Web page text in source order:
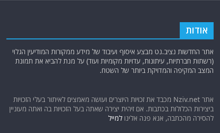
אודות
אתר החדשות נציב.נט מבצע איסוף ועיבוד של מידע ממקורות המודיעין הגלוי
(רשתות חברתיות, עיתונות, עדויות מקומיות ועוד) על מנת להביא את תמונת
המצב המקיפה והמדויקת ביותר של השטח.
אתר Nziv.net מכבד את זכויות היוצרים ועושה מאמצים לאיתור בעלי הזכויות
ביצירות הכלולות בכתבות. אם זיהית יצירה שאתה בעל הזכויות בה ואתה מעוניין
להסירה מהכתבה, אנא פנה אלינולמייל